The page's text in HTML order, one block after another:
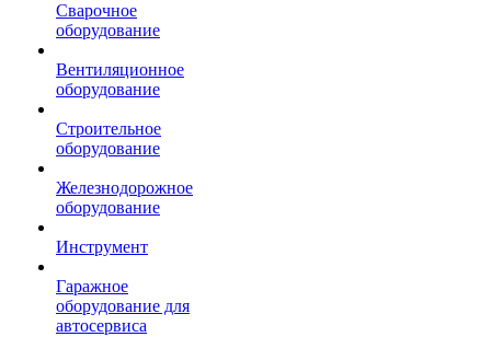
Сварочное
оборудование
Вентиляционное
оборудование
Строительное
оборудование
Железнодорожное
оборудование
Инструмент
Гаражное
оборудование для
автосервиса